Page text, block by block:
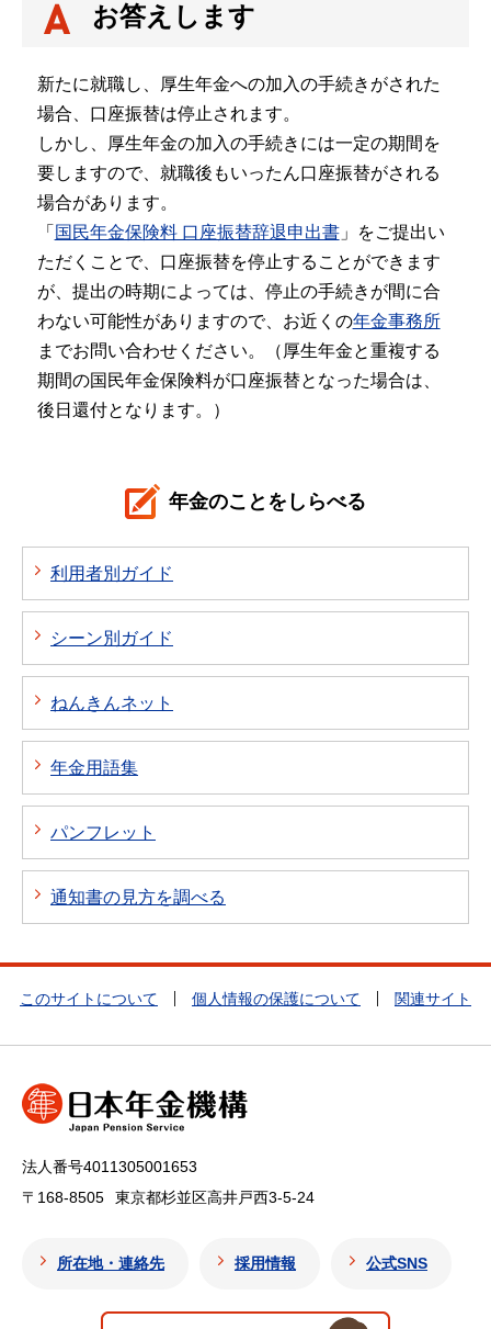
お答えします
新たに就職し、厚生年金への加入の手続きがされた
場合、口座振替は停止されます。
しかし、厚生年金の加入の手続きには一定の期間を
要しますので、就職後もいったん口座振替がされる
場合があります。
「 国民年金保険料 口座振替辞退申出書」をご提出い
ただくことで、口座振替を停止することができます
が、提出の時期によっては、停止の手続きが間に合
わない可能性がありますので、お近くの年金事務所
までお問い合わせください。（厚生年金と重複する
期間の国民年金保険料が口座振替となった場合は、
後日還付となります。）
年金のことをしらべる
利用者別ガイド
シーン別ガイド
ねんきんネット
年金用語集
パンフレット
通知書の見方を調べる
このサイトについて 個人情報の保護について 関連サイト
法人番号4011305001653
〒168-8505
東京都杉並区高井戸西3-5-24
所在地・連絡先 採用情報 公式SNS